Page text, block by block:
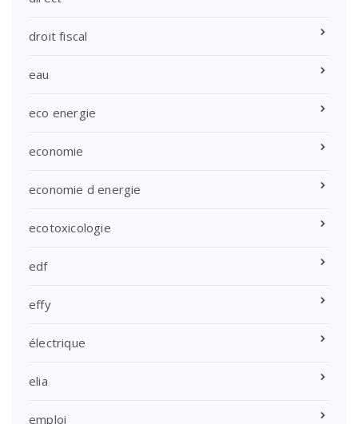
droit fiscal
eau
eco energie
economie
economie d energie
ecotoxicologie
edf
effy
électrique
elia
emploi